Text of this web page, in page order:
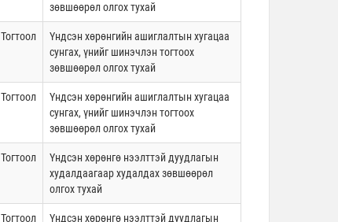
зөвшөөрөл олгох тухай
Тогтоол
Үндсэн хөрөнгийн ашиглалтын хугацаа
сунгах, үнийг шинэчлэн тогтоох
зөвшөөрөл олгох тухай
Тогтоол
Үндсэн хөрөнгийн ашиглалтын хугацаа
сунгах, үнийг шинэчлэн тогтоох
зөвшөөрөл олгох тухай
Тогтоол
Үндсэн хөрөнгө нээлттэй дуудлагын
худалдаагаар худалдах зөвшөөрөл
олгох тухай
Тогтоол Үндсэн хөрөнгө нээлттэй дуудлагын